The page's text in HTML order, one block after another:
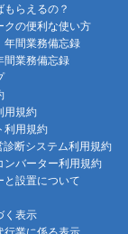
もらえるの？
クの便利な使い方
間業務備忘録
業務備忘録
用規約
利用規約
診断システム利用規約
ンバーター利用規約
と設置について
く表示